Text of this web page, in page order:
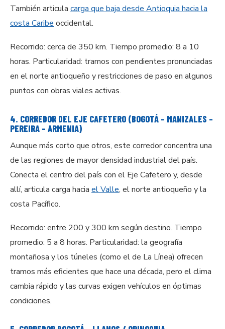
También articula carga que baja desde Antioquia hacia la
costa Caribe occidental.
Recorrido: cerca de 350 km. Tiempo promedio: 8 a 10
horas. Particularidad: tramos con pendientes pronunciadas
en el norte antioqueño y restricciones de paso en algunos
puntos con obras viales activas.
4. CORREDOR DEL EJE CAFETERO (BOGOTÁ – MANIZALES –
PEREIRA – ARMENIA)
Aunque más corto que otros, este corredor concentra una
de las regiones de mayor densidad industrial del país.
Conecta el centro del país con el Eje Cafetero y, desde
allí, articula carga hacia el Valle, el norte antioqueño y la
costa Pacífico.
Recorrido: entre 200 y 300 km según destino. Tiempo
promedio: 5 a 8 horas. Particularidad: la geografía
montañosa y los túneles (como el de La Línea) ofrecen
tramos más eficientes que hace una década, pero el clima
cambia rápido y las curvas exigen vehículos en óptimas
condiciones.